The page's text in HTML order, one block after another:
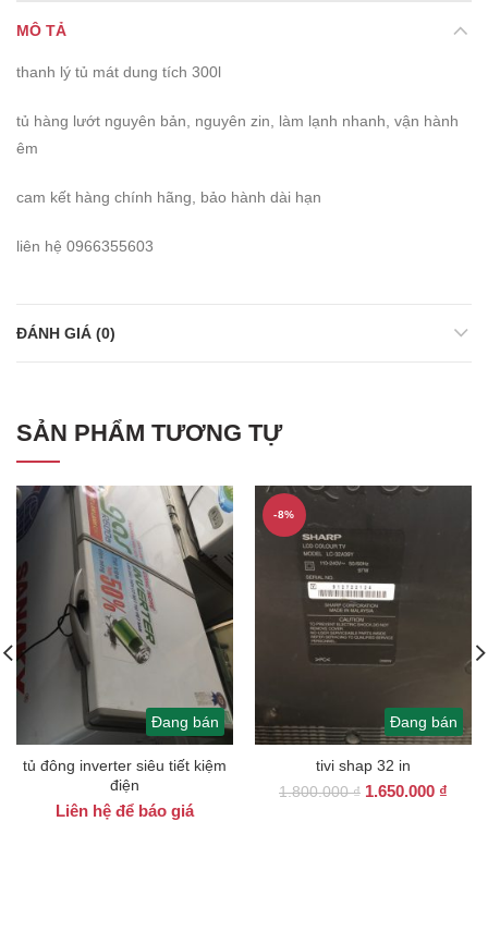
MÔ TẢ
thanh lý tủ mát dung tích 300l
tủ hàng lướt nguyên bản, nguyên zin, làm lạnh nhanh, vận hành
êm
cam kết hàng chính hãng, bảo hành dài hạn
liên hệ 0966355603
ĐÁNH GIÁ (0)
SẢN PHẨM TƯƠNG TỰ
Đang bán
tủ đông inverter siêu tiết kiệm
điện
Liên hệ để báo giá
Đang bán
-8%
tivi shap 32 in
1.800.000₫ Giá
1.650.000 ₫